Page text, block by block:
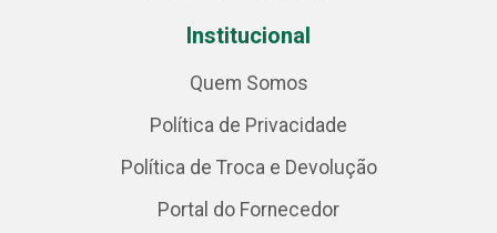
Institucional
Quem Somos
Política de Privacidade
Política de Troca e Devolução
Portal do Fornecedor